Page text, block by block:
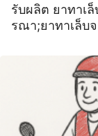
รับผลิต ยาทาเ
รณา;ยาทาเล็บ